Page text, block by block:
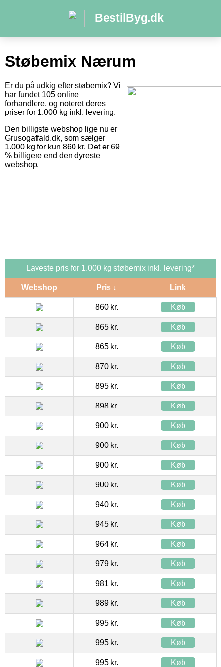
BestilByg.dk
Støbemix Nærum
Er du på udkig efter støbemix? Vi
har fundet 105 online
forhandlere, og noteret deres
priser for 1.000 kg inkl. levering.
Den billigste webshop lige nu er
Grusogaffald.dk, som sælger
1.000 kg for kun 860 kr. Det er 69
% billigere end den dyreste
webshop.
Laveste pris for 1.000 kg støbemix inkl. levering*
Webshop Pris ↓ Link
860 kr. Køb
865 kr. Køb
865 kr. Køb
870 kr. Køb
895 kr. Køb
898 kr. Køb
900 kr. Køb
900 kr. Køb
900 kr. Køb
900 kr. Køb
940 kr. Køb
945 kr. Køb
964 kr. Køb
979 kr. Køb
981 kr. Køb
989 kr. Køb
995 kr. Køb
995 kr. Køb
995 kr. Køb